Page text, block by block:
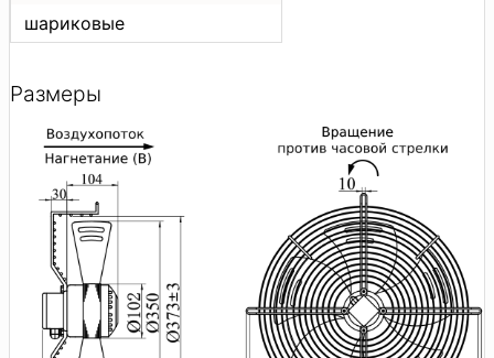
шариковые
Размеры